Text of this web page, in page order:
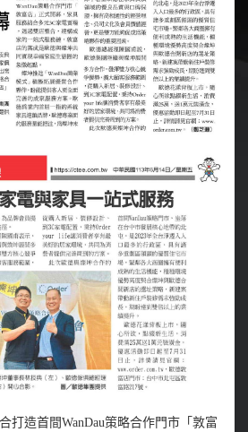
打造首間WanDau策略合作門市「敦富